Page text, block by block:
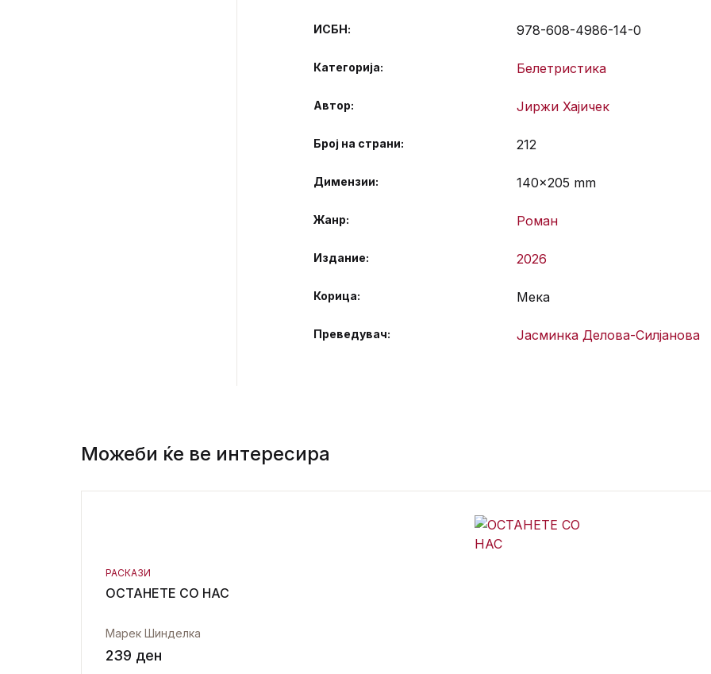
ИСБН: 978-608-4986-14-0
Категорија: Белетристика
Автор Јиржи Хајичек
Број на страни 212
Димензии 140×205 mm
Жанр Роман
Издание 2026
Корица Мека
Преведувач Јасминка Делова-Силјанова
Можеби ќе ве интересира
РАСКАЗИ
ОСТАНЕТЕ СО НАС
Марек Шинделка
239 ден